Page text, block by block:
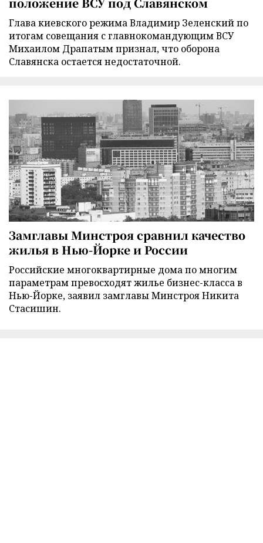
Глава киевского режима Владимир Зеленский по
итогам совещания с главнокомандующим ВСУ
Михаилом Драпатым признал, что оборона
Славянска остается недостаточной.
Замглавы Минстроя сравнил качество
жилья в Нью-Йорке и России
Российские многоквартирные дома по многим
параметрам превосходят жилье бизнес-класса в
Нью-Йорке, заявил замглавы Минстроя Никита
Стасишин.